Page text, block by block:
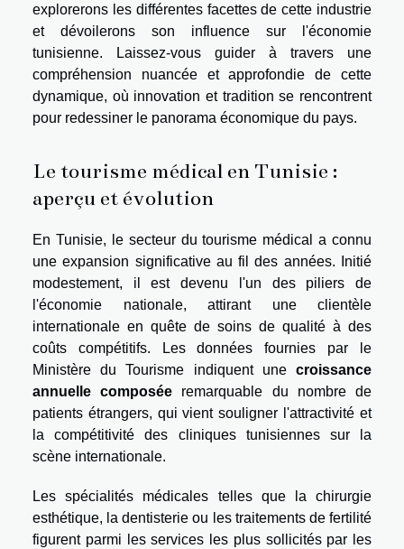
explorerons les différentes facettes de cette industrie
et dévoilerons son influence sur l'économie
tunisienne. Laissez-vous guider à travers une
compréhension nuancée et approfondie de cette
dynamique, où innovation et tradition se rencontrent
pour redessiner le panorama économique du pays.
Le tourisme médical en Tunisie :
aperçu et évolution
En Tunisie, le secteur du tourisme médical a connu
une expansion significative au fil des années. Initié
modestement, il est devenu l'un des piliers de
l'économie nationale, attirant une clientèle
internationale en quête de soins de qualité à des
coûts compétitifs. Les données fournies par le
Ministère du Tourisme indiquent une croissance
annuelle composée remarquable du nombre de
patients étrangers, qui vient souligner l'attractivité et
la compétitivité des cliniques tunisiennes sur la
scène internationale.
Les spécialités médicales telles que la chirurgie
esthétique, la dentisterie ou les traitements de fertilité
figurent parmi les services les plus sollicités par les